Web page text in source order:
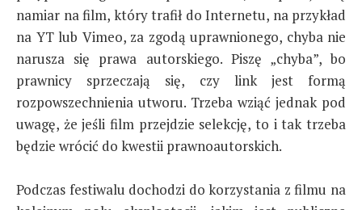
namiar na film, który trafił do Internetu, na przykład
na YT lub Vimeo, za zgodą uprawnionego, chyba nie
narusza się prawa autorskiego. Piszę „chyba”, bo
prawnicy sprzeczają się, czy link jest formą
rozpowszechnienia utworu. Trzeba wziąć jednak pod
uwagę, że jeśli film przejdzie selekcję, to i tak trzeba
będzie wrócić do kwestii prawnoautorskich.
Podczas festiwalu dochodzi do korzystania z filmu na